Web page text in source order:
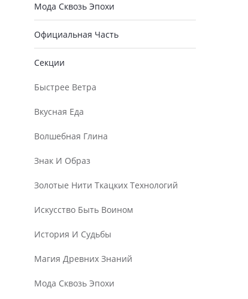
Мода Сквозь Эпохи
Официальная Часть
Секции
Быстрее Ветра
Вкусная Еда
Волшебная Глина
Знак И Образ
Золотые Нити Ткацких Технологий
Искусство Быть Воином
История И Судьбы
Магия Древних Знаний
Мода Сквозь Эпохи